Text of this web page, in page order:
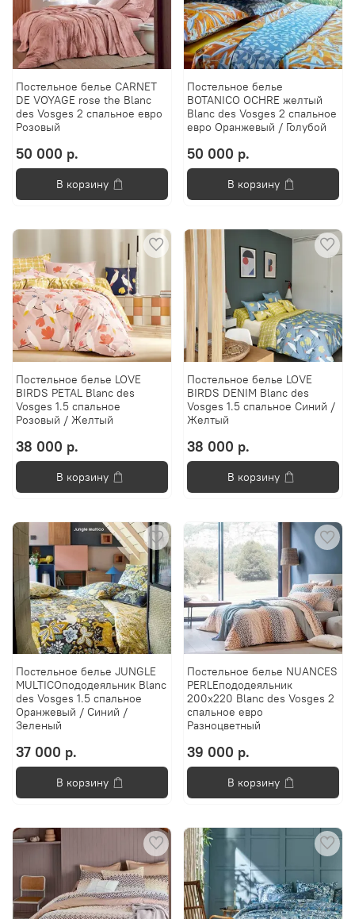
Постельное белье CARNET
DE VOYAGE rose the Blanc
des Vosges 2 спальное евро
Розовый
50 000 р.
В корзину
Постельное белье
BOTANICO OCHRE желтый
Blanc des Vosges 2 спальное
евро Оранжевый / Голубой
50 000 р.
В корзину
Постельное белье LOVE
BIRDS PETAL Blanc des
Vosges 1.5 спальное
Розовый / Желтый
38 000 р.
В корзину
Постельное белье LOVE
BIRDS DENIM Blanc des
Vosges 1.5 спальное Синий /
Желтый
38 000 р.
В корзину
Постельное белье JUNGLE
MULTICOпододеяльник Blanc
des Vosges 1.5 спальное
Оранжевый / Синий /
Зеленый
37 000 р.
В корзину
Постельное белье NUANCES
PERLEпододеяльник
200х220 Blanc des Vosges 2
спальное евро
Разноцветный
39 000 р.
В корзину